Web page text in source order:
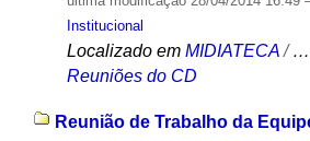
Institucional
Localizado em MIDIATECA /
Reuniões do CD
Reunião de Trabalho da